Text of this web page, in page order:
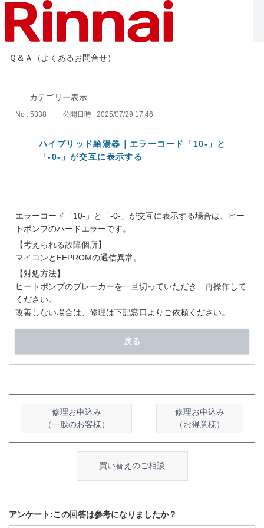
Ｑ＆Ａ（よくあるお問合せ）
カテゴリー表示
No : 5338 公開日時 : 2025/07/29 17:46
ハイブリッド給湯器｜エラーコード「10-」と
「-0-」が交互に表示する
エラーコード「10-」と「-0-」が交互に表示する場合は、ヒー
トポンプのハードエラーです。
【考えられる故障個所】
マイコンとEEPROMの通信異常。
【対処方法】
ヒートポンプのブレーカーを一旦切っていただき、再操作して
ください。
改善しない場合は、修理は下記窓口よりご依頼ください。
戻る
修理お申込み
（一般のお客様）
修理お申込み
（お得意様）
買い替えのご相談
アンケート:この回答は参考になりましたか？